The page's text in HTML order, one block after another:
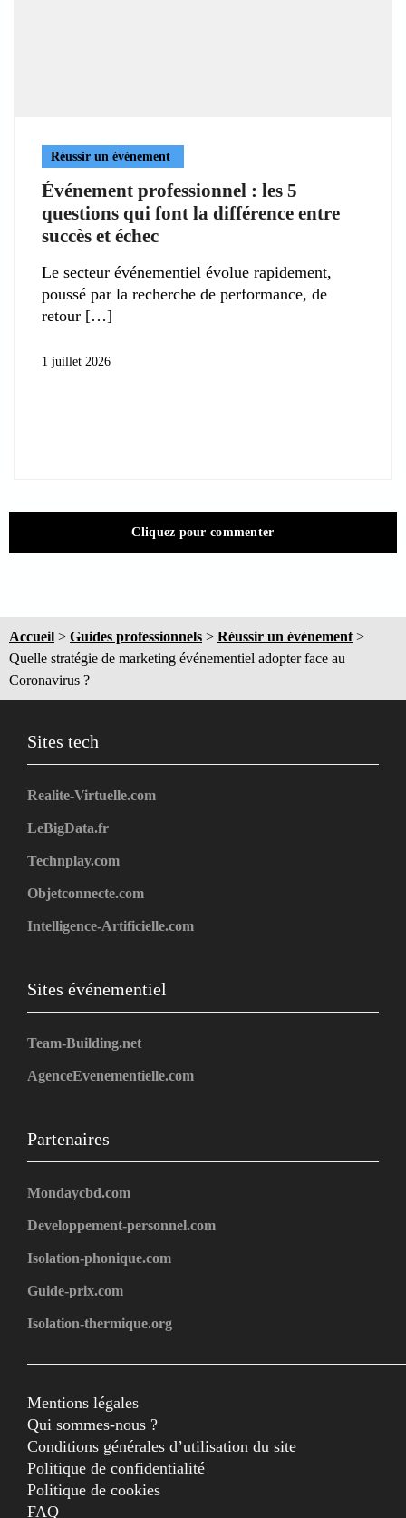
Réussir un événement
Événement professionnel : les 5
questions qui font la différence entre
succès et échec
Le secteur événementiel évolue rapidement,
poussé par la recherche de performance, de
retour
1 juillet 2026
Cliquez pour commenter
Accueil > Guides professionnels > Réussir un événement >
Quelle stratégie de marketing événementiel adopter face au
Coronavirus ?
Sites tech
Realite-Virtuelle.com
LeBigData.fr
Technplay.com
Objetconnecte.com
Intelligence-Artificielle.com
Sites événementiel
Team-Building.net
AgenceEvenementielle.com
Partenaires
Mondaycbd.com
Developpement-personnel.com
Isolation-phonique.com
Guide-prix.com
Isolation-thermique.org
Mentions légales
Qui sommes-nous ?
Conditions générales d’utilisation du site
Politique de confidentialité
Politique de cookies
FAQ